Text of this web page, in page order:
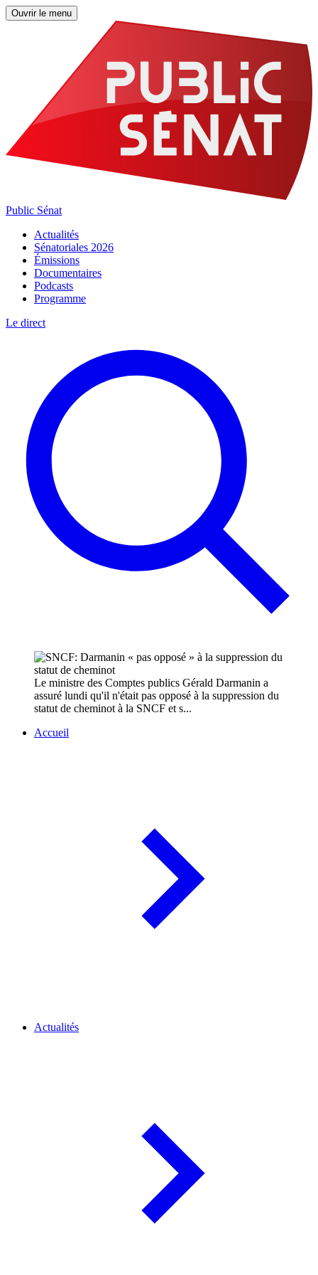
Ouvrir le menu
Public Sénat
Actualités
Sénatoriales 2026
Émissions
Documentaires
Podcasts
Programme
Le direct
Le ministre des Comptes publics Gérald Darmanin a
assuré lundi qu'il n'était pas opposé à la suppression du
statut de cheminot à la SNCF et s...
Accueil
Actualités